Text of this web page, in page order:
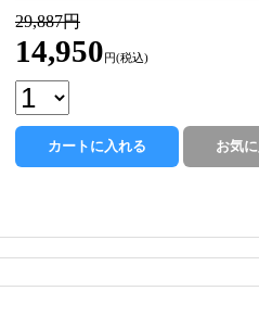
29,887円
14,950 円(税込)